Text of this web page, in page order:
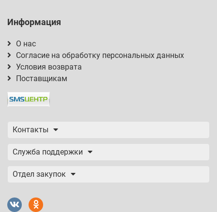
Информация
О нас
Согласие на обработку персональных данных
Условия возврата
Поставщикам
Контакты
Служба поддержки
Отдел закупок